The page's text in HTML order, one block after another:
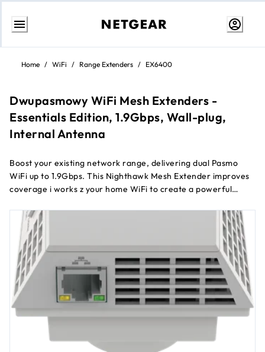
Przejdź
treściHome / WiFi / Range Extenders / EX6400
Dwupasmowy WiFi Mesh Extenders -
Essentials Edition, 1.9Gbps, Wall-plug,
Internal Antenna
Boost your existing network range, delivering dual Pasmo
WiFi up to 1.9Gbps. This Nighthawk Mesh Extender improves
coverage i works z your home WiFi to create a powerful
WiFi name. Easily connect your smart home devices to your
network, no new WiFi names i passwords needed.